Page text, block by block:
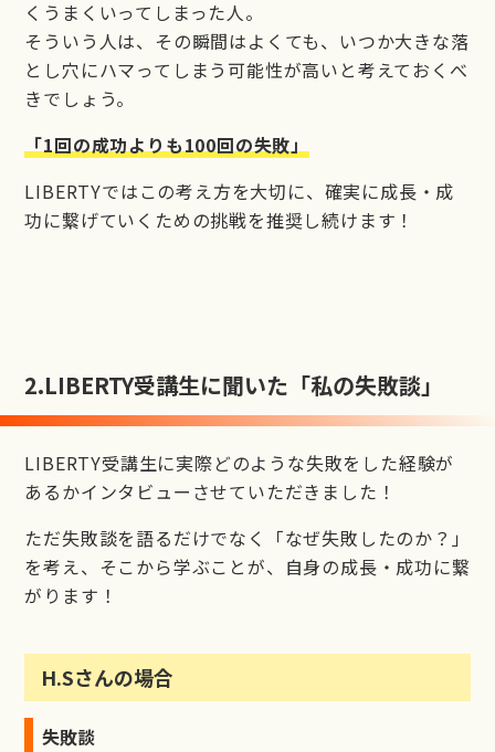
くうまくいってしまった人。
そういう人は、その瞬間はよくても、いつか大きな落
とし穴にハマってしまう可能性が高いと考えておくべ
きでしょう。
「1回の成功よりも100回の失敗」
LIBERTYではこの考え方を大切に、確実に成長・成
功に繋げていくための挑戦を推奨し続けます！
2.LIBERTY受講生に聞いた「私の失敗談」
LIBERTY受講生に実際どのような失敗をした経験が
あるかインタビューさせていただきました！
ただ失敗談を語るだけでなく「なぜ失敗したのか？」
を考え、そこから学ぶことが、自身の成長・成功に繋
がります！
H.Sさんの場合
失敗談